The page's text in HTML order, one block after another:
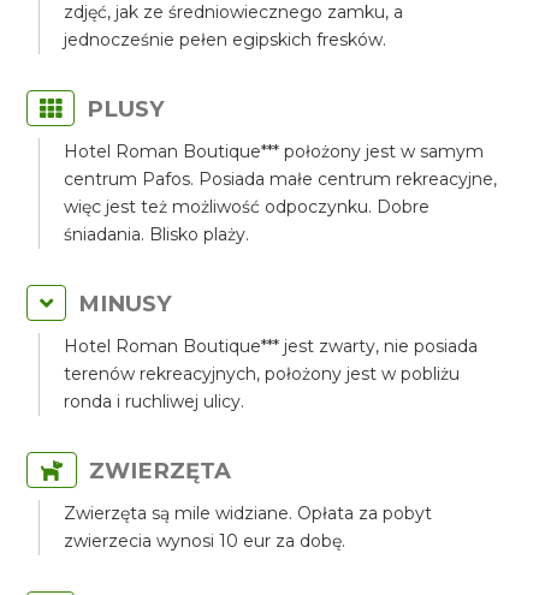
zdjęć, jak ze średniowiecznego zamku, a
jednocześnie pełen egipskich fresków.
PLUSY
Hotel Roman Boutique*** położony jest w samym
centrum Pafos. Posiada małe centrum rekreacyjne,
więc jest też możliwość odpoczynku. Dobre
śniadania. Blisko plaży.
MINUSY
Hotel Roman Boutique*** jest zwarty, nie posiada
terenów rekreacyjnych, położony jest w pobliżu
ronda i ruchliwej ulicy.
ZWIERZĘTA
Zwierzęta są mile widziane. Opłata za pobyt
zwierzecia wynosi 10 eur za dobę.